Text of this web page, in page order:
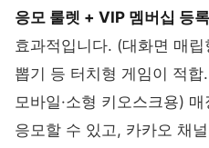
응모 룰렛 + VIP 멤버십 등록
효과적입니다. (대화면 매립
뽑기 등 터치형 게임이 적
모바일·소형 키오스크용)
응모할 수 있고, 카카오 채